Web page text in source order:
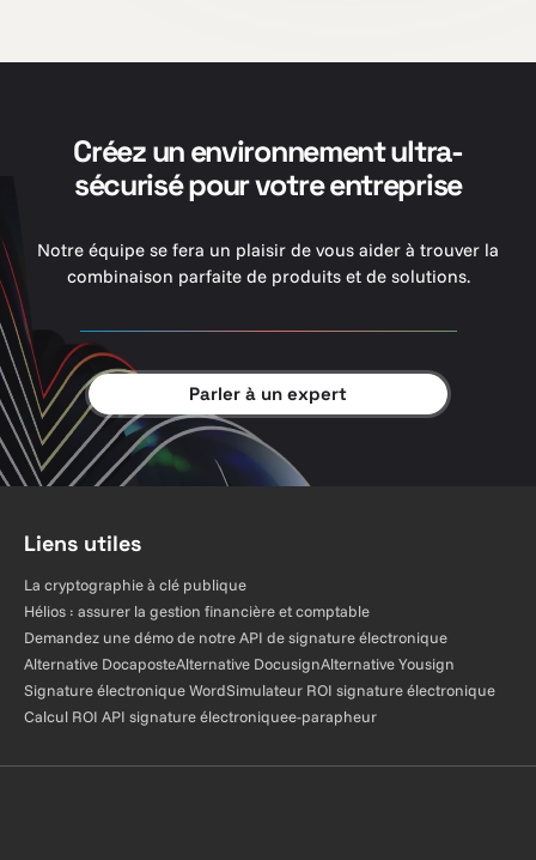
Créez un environnement ultra-
sécurisé pour votre entreprise
Notre équipe se fera un plaisir de vous aider à trouver la
combinaison parfaite de produits et de solutions.
Parler à un expert
Liens utiles
La cryptographie à clé publique
Hélios : assurer la gestion financière et comptable
Demandez une démo de notre API de signature électronique
Alternative DocaposteAlternative DocusignAlternative Yousign
Signature électronique WordSimulateur ROI signature électronique
Calcul ROI API signature électroniquee-parapheur